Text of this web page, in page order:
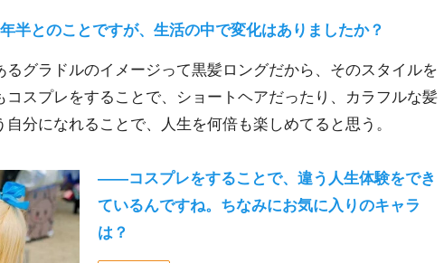
とのことですが、生活の中で変化はありましたか？
るグラドルのイメージって黒髪ロングだから、そのスタイルを
コスプレをすることで、ショートヘアだったり、カラフルな髪
分になれることで、人生を何倍も楽しめてると思う。
――コスプレをすることで、違う人生体験をでき
ているんですね。ちなみにお気に入りのキャラ
は？